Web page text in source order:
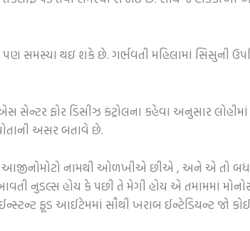
સમસ્યા થઇ શકે છે. ગર્ભવતી મહિલામાં સિસુની
સેન્ટર ફોર ડિસીઝ કંટ્રોલના કહેવા અનુસાર લોહીમાં
અસર બતાવે છે.
આજીનોમોટો નામથી ઓળખીએ છીએ , અને એ તો
નુડલ્સ હોય કે પછી તે મેગી હોય એ તમામમાં
ફૂડ આઈટેમમાં સૌથી ખરાબ ઈન્ટેડિયન્ટ જો